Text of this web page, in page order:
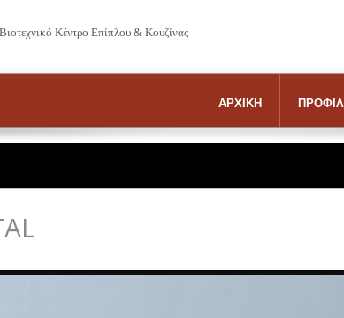
Βιοτεχνικό Κέντρο Επίπλου & Κουζίνας
ΑΡΧΙΚΗ ΠΡΟΦΙΛ